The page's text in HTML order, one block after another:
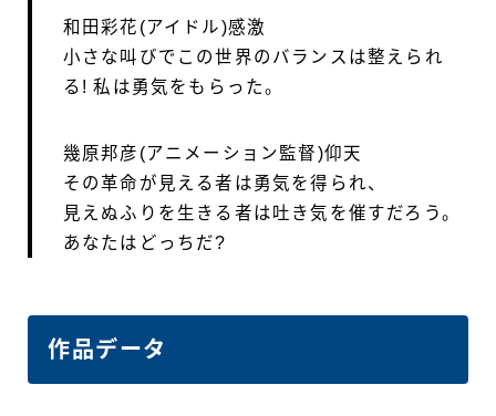
和田彩花(アイドル)感激
小さな叫びでこの世界のバランスは整えられ
る! 私は勇気をもらった。
幾原邦彦(アニメーション監督)仰天
その革命が見える者は勇気を得られ、
見えぬふりを生きる者は吐き気を催すだろう。
あなたはどっちだ?
作品データ